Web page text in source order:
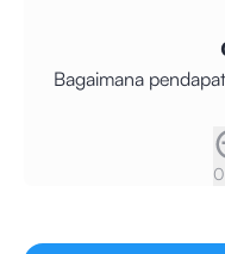
Bagaimana
0